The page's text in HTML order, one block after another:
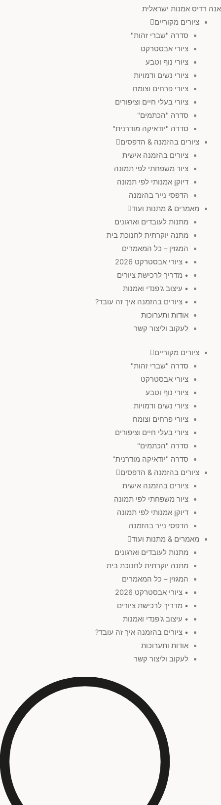
אנה רדיס אמנות ישראלית
ציורים מקוריים
סדרה "שברי זהות"
ציורי אבסטרקט
ציורי נוף וטבע
ציורי נשים ודמויות
ציורי פרחים וצומח
ציורי בעלי חיים וציפורים
סדרה "הכתמים"
סדרה "יודאיקה מודרנית"
ציורים בהזמנה & הדפסים
ציורים בהזמנה אישית
ציור משפחתי לפי תמונה
דיוקן אמנותי לפי תמונה
הדפסי נייר בהזמנה
מאמרים & מתנות ועוד
מתנות לעובדים וארגונים
מתנה יוקרתית לחנוכת בית
המגזין – כל המאמרים
• ציורי אבסטרקט 2026
• מדריך לרכישת ציורים
• עיצוב ג'פנדי ואמנות
• ציורים בהזמנה איך זה עובד?
אודות ותערוכות
לעקוב וליצור קשר
ציורים מקוריים
סדרה "שברי זהות"
ציורי אבסטרקט
ציורי נוף וטבע
ציורי נשים ודמויות
ציורי פרחים וצומח
ציורי בעלי חיים וציפורים
סדרה "הכתמים"
סדרה "יודאיקה מודרנית"
ציורים בהזמנה & הדפסים
ציורים בהזמנה אישית
ציור משפחתי לפי תמונה
דיוקן אמנותי לפי תמונה
הדפסי נייר בהזמנה
מאמרים & מתנות ועוד
מתנות לעובדים וארגונים
מתנה יוקרתית לחנוכת בית
המגזין – כל המאמרים
• ציורי אבסטרקט 2026
• מדריך לרכישת ציורים
• עיצוב ג'פנדי ואמנות
• ציורים בהזמנה איך זה עובד?
אודות ותערוכות
לעקוב וליצור קשר